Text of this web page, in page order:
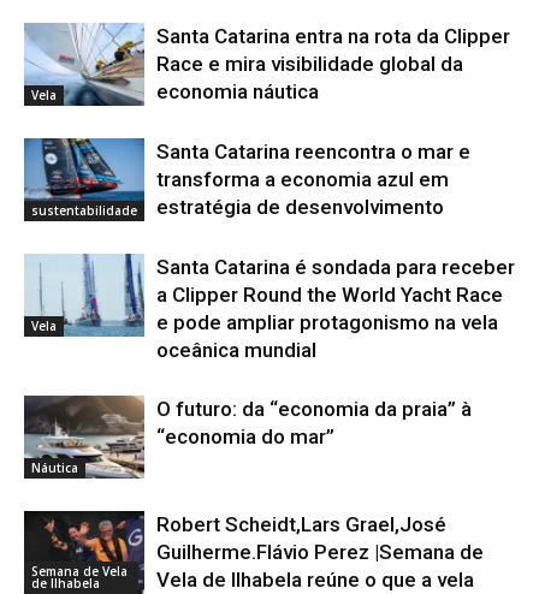
Vela
Santa Catarina entra na rota da Clipper
Race e mira visibilidade global da
economia náutica
sustentabilidade
Santa Catarina reencontra o mar e
transforma a economia azul em
estratégia de desenvolvimento
Vela
Santa Catarina é sondada para receber
a Clipper Round the World Yacht Race
e pode ampliar protagonismo na vela
oceânica mundial
Náutica
O futuro: da “economia da praia” à
“economia do mar”
Semana de Vela
de Ilhabela
Robert Scheidt,Lars Grael,José
Guilherme.Flávio Perez |Semana de
Vela de Ilhabela reúne o que a vela